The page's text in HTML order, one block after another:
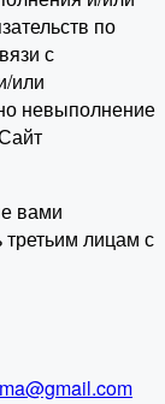
по
с
или
невыполнение
вами
лицам с